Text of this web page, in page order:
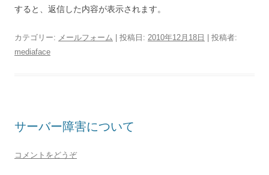
すると、返信した内容が表示されます。
カテゴリー: メールフォーム | 投稿日: 2010年12月18日
投稿者:
mediaface
サーバー障害について
コメントをどうぞ